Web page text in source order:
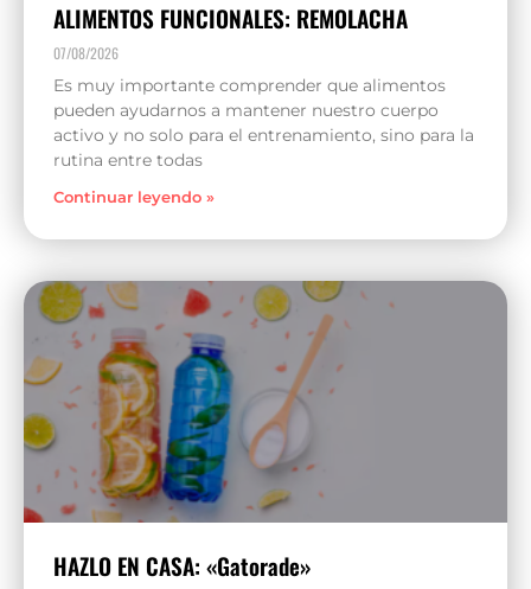
ALIMENTOS FUNCIONALES: REMOLACHA
07/08/2026
Es muy importante comprender que alimentos
pueden ayudarnos a mantener nuestro cuerpo
activo y no solo para el entrenamiento, sino para la
rutina entre todas
Continuar leyendo »
HAZLO EN CASA: «Gatorade»